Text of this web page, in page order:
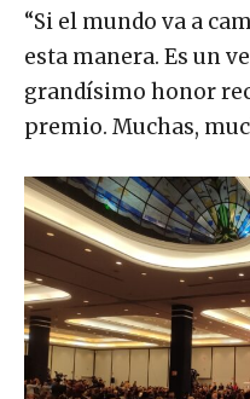
“Si el mundo va a
esta manera. Es un
grandísimo honor
premio. Muchas,